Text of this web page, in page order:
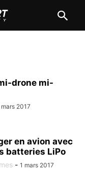
drone mi-
2017
en avion avec
batteries LiPo
- 1 mars 2017